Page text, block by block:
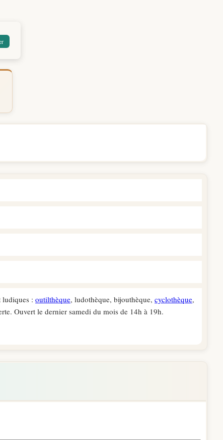
: outilthèque, ludothèque, bijouthèque, cyclothèque,
Ouvert le dernier samedi du mois de 14h à 19h.